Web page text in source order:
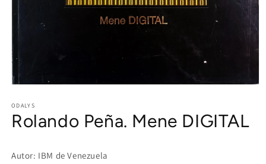
1
in
modal
ODALYS
Rolando Peña. Mene DIGITAL
Autor: IBM de Venezuela